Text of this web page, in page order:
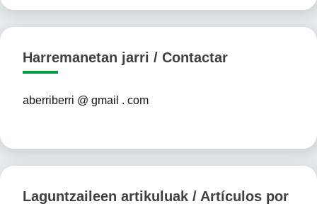
Harremanetan jarri / Contactar
aberriberri @ gmail . com
Laguntzaileen artikuluak / Artículos por